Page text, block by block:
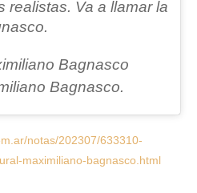
realistas. Va a llamar la
Bagnasco.
notas/202307/633310-
maximiliano-bagnasco.html